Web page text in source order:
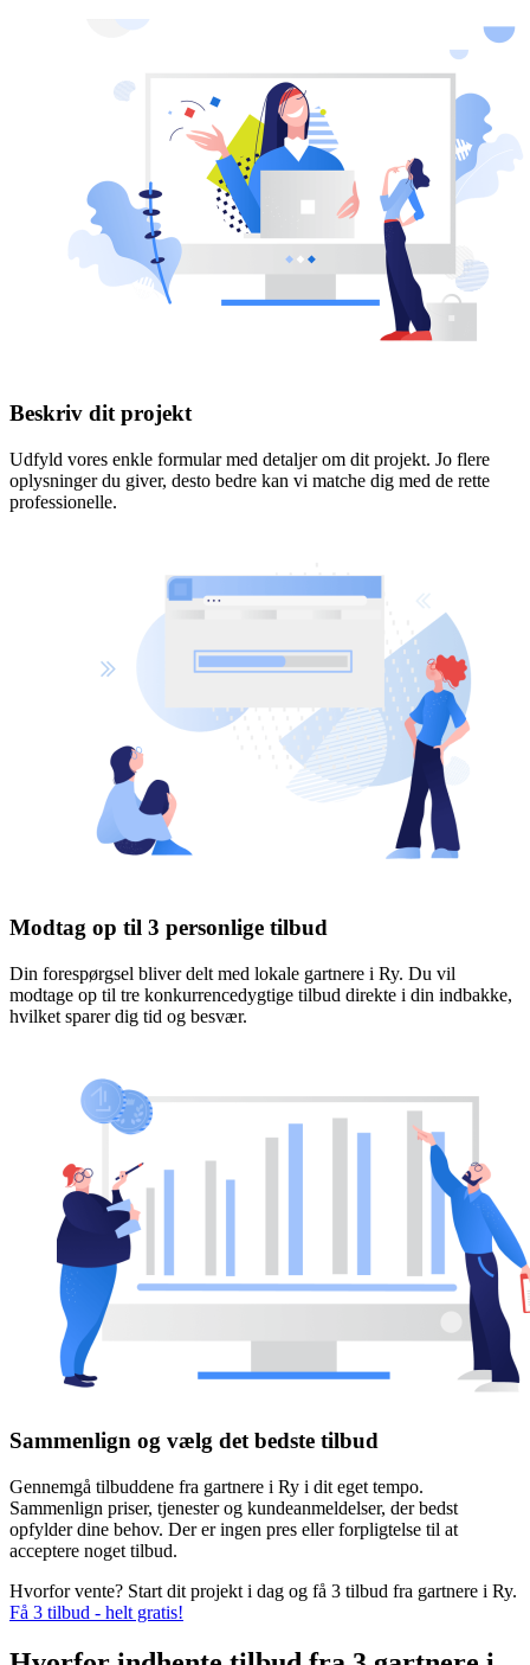
Beskriv dit projekt
Udfyld vores enkle formular med detaljer om dit projekt. Jo flere
oplysninger du giver, desto bedre kan vi matche dig med de rette
professionelle.
Modtag op til 3 personlige tilbud
Din forespørgsel bliver delt med lokale gartnere i Ry. Du vil
modtage op til tre konkurrencedygtige tilbud direkte i din indbakke,
hvilket sparer dig tid og besvær.
Sammenlign og vælg det bedste tilbud
Gennemgå tilbuddene fra gartnere i Ry i dit eget tempo.
Sammenlign priser, tjenester og kundeanmeldelser, der bedst
opfylder dine behov. Der er ingen pres eller forpligtelse til at
acceptere noget tilbud.
Hvorfor vente? Start dit projekt i dag og få 3 tilbud fra gartnere i Ry.
Få 3 tilbud - helt gratis!